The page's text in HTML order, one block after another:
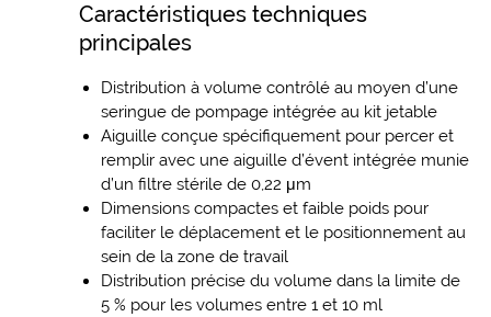
Caractéristiques techniques
principales
Distribution à volume contrôlé au moyen d’une
seringue de pompage intégrée au kit jetable
Aiguille conçue spécifiquement pour percer et
remplir avec une aiguille d’évent intégrée munie
d’un filtre stérile de 0,22 μm
Dimensions compactes et faible poids pour
faciliter le déplacement et le positionnement au
sein de la zone de travail
Distribution précise du volume dans la limite de
5 % pour les volumes entre 1 et 10 ml